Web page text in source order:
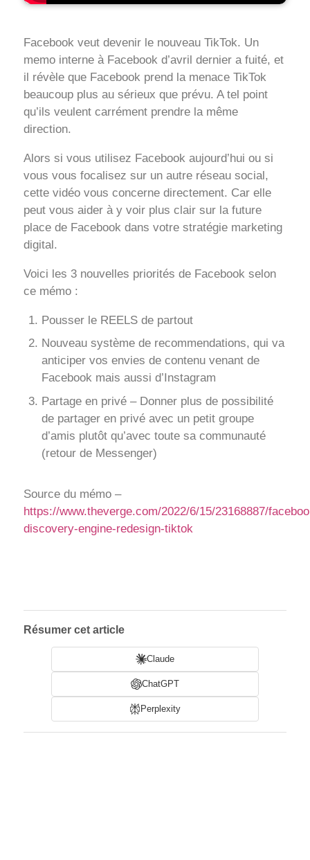
Facebook veut devenir le nouveau TikTok. Un
memo interne à Facebook d’avril dernier a fuité, et
il révèle que Facebook prend la menace TikTok
beaucoup plus au sérieux que prévu. A tel point
qu’ils veulent carrément prendre la même
direction.
Alors si vous utilisez Facebook aujourd’hui ou si
vous vous focalisez sur un autre réseau social,
cette vidéo vous concerne directement. Car elle
peut vous aider à y voir plus clair sur la future
place de Facebook dans votre stratégie marketing
digital.
Voici les 3 nouvelles priorités de Facebook selon
ce mémo :
Pousser le REELS de partout
Nouveau système de recommendations, qui va
anticiper vos envies de contenu venant de
Facebook mais aussi d’Instagram
Partage en privé – Donner plus de possibilité
de partager en privé avec un petit groupe
d’amis plutôt qu’avec toute sa communauté
(retour de Messenger)
Source du mémo –
https://www.theverge.com/2022/6/15/23168887/
discovery-engine-redesign-tiktok
Résumer cet article
Claude
ChatGPT
Perplexity